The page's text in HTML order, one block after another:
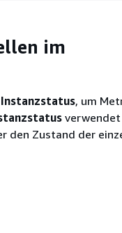
im
Instanzstatus, um
verwendet
den Zustand der